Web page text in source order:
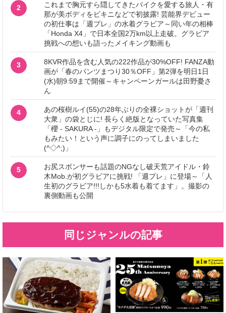
2
これまで胸元すら隠してきたバイクを愛する旅人・有
那が美ボディをビキニなどで初披露! 芸能界デビュー
の初仕事は「週プレ」の水着グラビア～同い年の相棒
「Honda X4」で日本全国2万km以上走破。グラビア
挑戦への想いも語ったメイキング動画も
3
8KVR作品を含む人気の222作品が30%OFF! FANZA動
画が「春のパンツまつり30％OFF」第2弾を明日1日
(水)朝9:59まで開催～キャンペーンガールは田野憂さ
ん
4
あの桜樹ルイ(55)の28年ぶりの全裸ショットが「週刊
大衆」の袋とじに! 長らく絶版となっていた写真集
「櫻 - SAKURA -」もデジタル限定で発売～「今の私
もみたい！という声に調子にのってしまいました
(^◇^;)」
5
お尻スポンサーも話題のNGなし破天荒アイドル・鈴
木Mob.が初グラビアに挑戦! 「週プレ」に登場～「人
生初のグラビア!!!しかも5水着も着てます」。撮影の
裏側動画も公開
同じジャンルの記事